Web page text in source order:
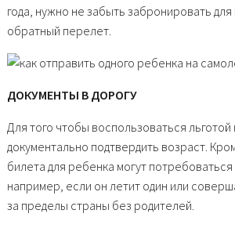
года, нужно не забыть забронировать для
обратный перелет.
ДОКУМЕНТЫ В ДОРОГУ
Для того чтобы воспользоваться
документально подтвердить возраст.
билета для ребенка могут потребоваться
например, если он летит один или
за пределы страны без родителей.